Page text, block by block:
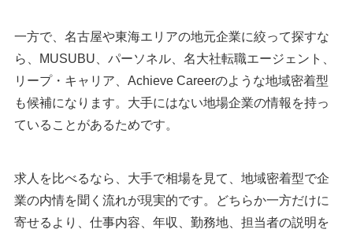
一方で、名古屋や東海エリアの地元企業に絞って探すな
ら、MUSUBU、パーソネル、名大社転職エージェント、
リープ・キャリア、Achieve Careerのような地域密着型
も候補になります。大手にはない地場企業の情報を持っ
ていることがあるためです。
求人を比べるなら、大手で相場を見て、地域密着型で企
業の内情を聞く流れが現実的です。どちらか一方だけに
寄せるより、仕事内容、年収、勤務地、担当者の説明を